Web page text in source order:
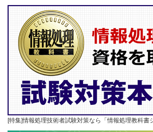
[特集]情報処理技術者試験対策なら「情報処理教科書